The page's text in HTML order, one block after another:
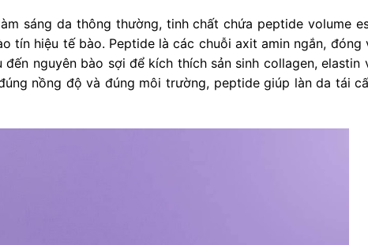
sáng da thông thường, tinh chất chứa peptide volume
tín hiệu tế bào. Peptide là các chuỗi axit amin ngắn, đóng
đến nguyên bào sợi để kích thích sản sinh collagen, elastin
nồng độ và đúng môi trường, peptide giúp làn da tái